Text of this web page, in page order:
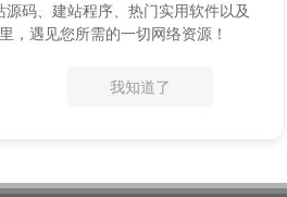
码、建站程序、热门实用软件以及
，遇见您所需的一切网络资源！
我知道了